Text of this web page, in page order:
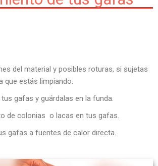
del material y posibles roturas, si sujetas
que estás limpiando.
gafas y guárdalas en la funda.
de colonias o lacas en tus gafas.
gafas a fuentes de calor directa.